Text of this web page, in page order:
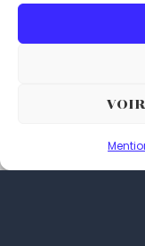
PROJETS